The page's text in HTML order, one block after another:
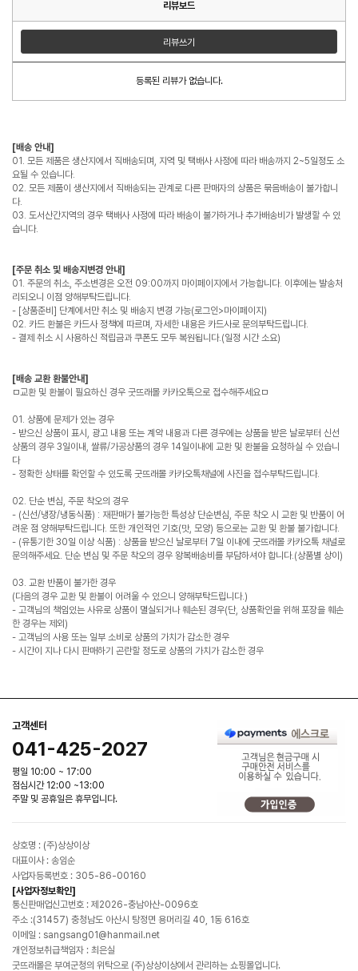
리뷰보드
리뷰쓰기
등록된 리뷰가 없습니다.
[배송 안내]
01. 모든 제품은 생산지에서 직배송되며, 지역 및 택배사 사정에 따라 배송까지 2~5일정도 소
요될 수 있습니다.
02. 모든 제품이 생산지에서 직배송되는 관계로 다른 판매자의 상품은 묶음배송이 불가합니
다.
03. 도서산간지역의 경우 택배사 사정에 따라 배송이 불가하거나 추가배송비가 발생할 수 있
습니다.
[주문 취소 및 배송지변경 안내]
01. 주문의 취소, 주소변경은 오전 09:00까지 마이페이지에서 가능합니다. 이후에는 발송처
리되오니 이점 양해부탁드립니다.
- [상품준비] 단계에서만 취소 및 배송지 변경 가능(로그인>마이페이지)
02. 카드 환불은 카드사 정책에 따르며, 자세한 내용은 카드사로 문의부탁드립니다.
- 결제 취소 시 사용하신 적립금과 쿠폰도 모두 복원됩니다.(일정 시간 소요)
[배송 교환 환불안내]
ㅁ교환 및 환불이 필요하신 경우 굿뜨래몰 카카오톡으로 접수해주세요ㅁ
01. 상품에 문제가 있는 경우
- 받으신 상품이 표시, 광고 내용 또는 계약 내용과 다른 경우에는 상품을 받은 날로부터 신선
상품의 경우 3일이내, 쌀류/가공상품의 경우 14일이내에 교환 및 환불을 요청하실 수 있습니
다
- 정확한 상태를 확인할 수 있도록 굿뜨래몰 카카오톡채널에 사진을 접수부탁드립니다.
02. 단순 변심, 주문 착오의 경우
- (신선/냉장/냉동식품) : 재판매가 불가능한 특성상 단순변심, 주문 착오 시 교환 및 반품이 어
려운 점 양해부탁드립니다. 또한 개인적인 기호(맛, 모양) 등으로는 교환 및 환불 불가합니다.
- (유통기한 30일 이상 식품) : 상품을 받으신 날로부터 7일 이내에 굿뜨래몰 카카오톡 채널로
문의해주세요. 단순 변심 및 주문 착오의 경우 왕복배송비를 부담하셔야 합니다.(상품별 상이)
03. 교환 반품이 불가한 경우
(다음의 경우 교환 및 환불이 어려울 수 있으니 양해부탁드립니다.)
- 고객님의 책임있는 사유로 상품이 멸실되거나 훼손된 경우(단, 상품확인을 위해 포장을 훼손
한 경우는 제외)
- 고객님의 사용 또는 일부 소비로 상품의 가치가 감소한 경우
- 시간이 지나 다시 판매하기 곤란할 정도로 상품의 가치가 감소한 경우
고객센터
041-425-2027
평일 10:00 ~ 17:00
점심시간 12:00 ~13:00
주말 및 공휴일은 휴무입니다.
상호명 : (주)상상이상
대표이사 : 송임순
사업자등록번호 : 305-86-00160
[사업자정보확인]
통신판매업신고번호 : 제2026-충남아산-0096호
주소 :(31457) 충청남도 아산시 탕정면 용머리길 40, 1동 616호
이메일 : sangsang01@hanmail.net
개인정보취급책임자 : 최은실
굿뜨래몰은 부여군청의 위탁으로 (주)상상이상에서 관리하는 쇼핑몰입니다.